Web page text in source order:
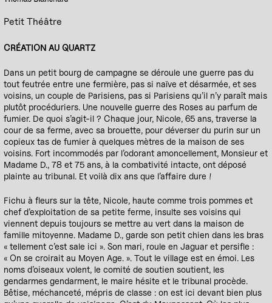
Petit Théâtre
CRÉATION AU QUARTZ
Dans un petit bourg de campagne se déroule une guerre pas du
tout feutrée entre une fermière, pas si naïve et désarmée, et ses
voisins, un couple de Parisiens, pas si Parisiens qu’il n’y paraît mais
plutôt procéduriers. Une nouvelle guerre des Roses au parfum de
fumier. De quoi s’agit-il ? Chaque jour, Nicole, 65 ans, traverse la
cour de sa ferme, avec sa brouette, pour déverser du purin sur un
copieux tas de fumier à quelques mètres de la maison de ses
voisins. Fort incommodés par l’odorant amoncellement, Monsieur et
Madame D., 78 et 75 ans, à la combativité intacte, ont déposé
plainte au tribunal. Et voilà dix ans que l’affaire dure !
Fichu à fleurs sur la tête, Nicole, haute comme trois pommes et
chef d’exploitation de sa petite ferme, insulte ses voisins qui
viennent depuis toujours se mettre au vert dans la maison de
famille mitoyenne. Madame D., garde son petit chien dans les bras
« tellement c’est sale ici ». Son mari, roule en Jaguar et persifle :
« On se croirait au Moyen Age. ». Tout le village est en émoi. Les
noms d’oiseaux volent, le comité de soutien soutient, les
gendarmes gendarment, le maire hésite et le tribunal procède.
Bêtise, méchanceté, mépris de classe : on est ici devant bien plus